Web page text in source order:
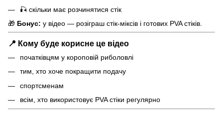
🎣 скільки має розчинятися стік
🎁 Бонус: у відео — розіграш стік-міксів і готових PVA стіків.
📍 Кому буде корисне це відео
початківцям у короповій риболовлі
тим, хто хоче покращити подачу
спортсменам
всім, хто використовує PVA стіки регулярно